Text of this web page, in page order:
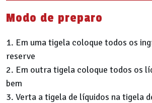
Modo de preparo
1. Em uma tigela coloque todos os
reserve
2. Em outra tigela coloque todos os
bem
3. Verta a tigela de líquidos na tigela